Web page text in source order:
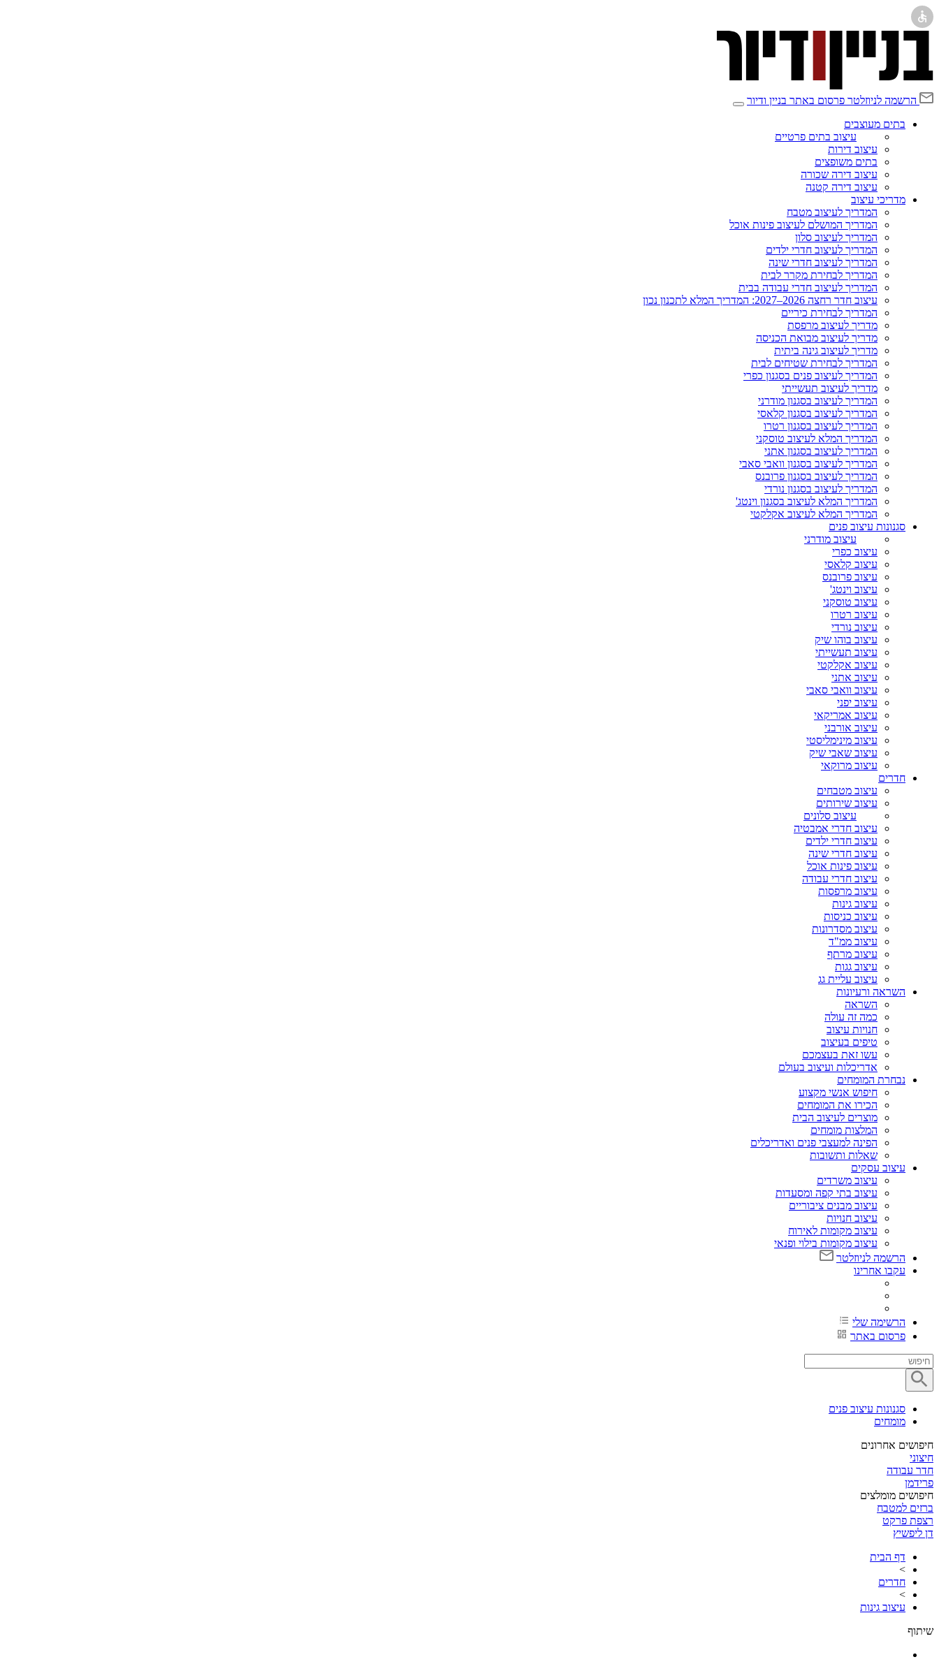
הרשמה לניוזלטר פרסום באתר בניין ודיור
בתים מעוצבים
עיצוב בתים פרטיים
עיצוב דירות
בתים משופצים
עיצוב דירה שכורה
עיצוב דירה קטנה
מדריכי עיצוב
המדריך לעיצוב מטבח
המדריך המושלם לעיצוב פינות אוכל
המדריך לעיצוב סלון
המדריך לעיצוב חדרי ילדים
המדריך לעיצוב חדרי שינה
המדריך לבחירת מקרר לבית
המדריך לעיצוב חדרי עבודה בבית
עיצוב חדר רחצה 2026–2027: המדריך המלא לתכנון נכון
המדריך לבחירת כיריים
מדריך לעיצוב מרפסת
מדריך לעיצוב מבואת הכניסה
מדריך לעיצוב גינה ביתית
המדריך לבחירת שטיחים לבית
המדריך לעיצוב פנים בסגנון כפרי
מדריך לעיצוב תעשייתי
המדריך לעיצוב בסגנון מודרני
המדריך לעיצוב בסגנון קלאסי
המדריך לעיצוב בסגנון רטרו
המדריך המלא לעיצוב טוסקני
המדריך לעיצוב בסגנון אתני
המדריך לעיצוב בסגנון וואבי סאבי
המדריך לעיצוב בסגנון פרובנס
המדריך לעיצוב בסגנון נורדי
המדריך המלא לעיצוב בסגנון וינטג'
המדריך המלא לעיצוב אקלקטי
סגנונות עיצוב פנים
עיצוב מודרני
עיצוב כפרי
עיצוב קלאסי
עיצוב פרובנס
עיצוב וינטג'
עיצוב טוסקני
עיצוב רטרו
עיצוב נורדי
עיצוב בוהו שיק
עיצוב תעשייתי
עיצוב אקלקטי
עיצוב אתני
עיצוב וואבי סאבי
עיצוב יפני
עיצוב אמריקאי
עיצוב אורבני
עיצוב מינימליסטי
עיצוב שאבי שיק
עיצוב מרוקאי
חדרים
עיצוב מטבחים
עיצוב שירותים
עיצוב סלונים
עיצוב חדרי אמבטיה
עיצוב חדרי ילדים
עיצוב חדרי שינה
עיצוב פינות אוכל
עיצוב חדרי עבודה
עיצוב מרפסות
עיצוב גינות
עיצוב כניסות
עיצוב מסדרונות
עיצוב ממ"ד
עיצוב מרתף
עיצוב גגות
עיצוב עליית גג
השראה ורעיונות
השראה
כמה זה עולה
חנויות עיצוב
טיפים בעיצוב
עשו זאת בעצמכם
אדריכלות ועיצוב בעולם
נבחרת המומחים
חיפוש אנשי מקצוע
הכירו את המומחים
מוצרים לעיצוב הבית
המלצות מומחים
הפינה למעצבי פנים ואדריכלים
שאלות ותשובות
עיצוב עסקים
עיצוב משרדים
עיצוב בתי קפה ומסעדות
עיצוב מבנים ציבוריים
עיצוב חנויות
עיצוב מקומות לאירוח
עיצוב מקומות בילוי ופנאי
הרשמה לניוזלטר
עקבו אחרינו
הרשימה שלי
פרסום באתר
סגנונות עיצוב פנים
מומחים
חיפושים אחרונים
חיצוני
חדר עבודה
פרידמן
חיפושים מומלצים
ברזים למטבח
רצפת פרקט
דן ליפשיץ
דף הבית
>
חדרים
>
עיצוב גינות
שיתוף